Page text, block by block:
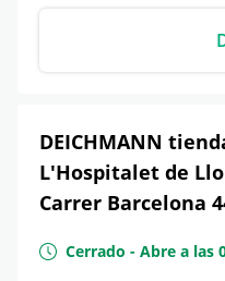
DEICHMANN
L'Hospitalet de
Carrer Barcelona
Cerrado - Abre a las